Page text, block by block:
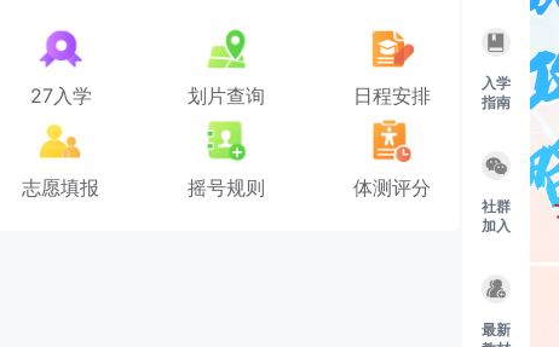
入学
指南
社群
加入
最新
27入学 划片查询 日程安排
志愿填报 摇号规则 体测评分